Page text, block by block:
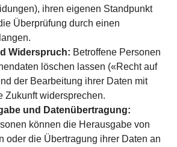
ihren eigenen Stand­punkt
Über­prüfung durch einen
Widerspruch: Betroffene Personen
löschen lassen («Recht auf
der Bear­beitung ihrer Daten mit
Zukunft wider­sprechen.
und Datenübertragung:
können die Heraus­gabe von
oder die Übe­rtragung ihrer Daten an